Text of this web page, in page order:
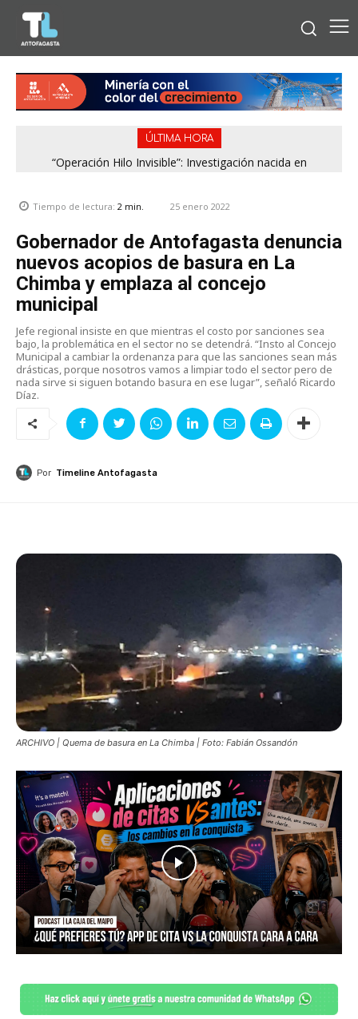
ÚLTIMA HORA
“Operación Hilo Invisible”: Investigación nacida en
Región de Antofagasta enfrentará nuevo episodio
Tiempo de lectura: 2 min. 25 enero 2022
Gobernador de Antofagasta denuncia
nuevos acopios de basura en La
Chimba y emplaza al concejo
municipal
Jefe regional insiste en que mientras el costo por sanciones sea
bajo, la problemática en el sector no se detendrá. “Insto al Concejo
Municipal a cambiar la ordenanza para que las sanciones sean más
drásticas, porque nosotros vamos a limpiar todo el sector pero de
nada sirve si siguen botando basura en ese lugar”, señaló Ricardo
Díaz.
Por Timeline Antofagasta
ARCHIVO | Quema de basura en La Chimba | Foto: Fabián Ossandón